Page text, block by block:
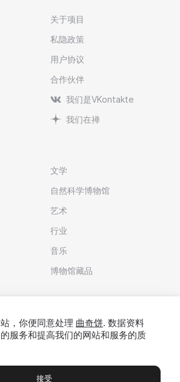
关于项目
私隐政策
用户协议
合作伙伴
我们是VKontakte
我们在禅
文学
自然科学博物馆
艺术
行业
音乐
博物馆藏品
，你便同意处理 曲奇饼. 数据资料
服务和提高我们的网站和服务的质
接受